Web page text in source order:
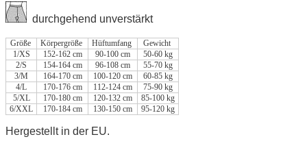
durchgehend unverstärkt
Größe Körpergröße Hüftumfang
Gewicht
1/XS
152-162 cm 90-100 cm
50-60 kg
2/S
154-164 cm 96-108 cm
55-70 kg
3/M
164-170 cm 100-120 cm
60-85 kg
4/L
170-176 cm 112-124 cm
75-90 kg
5/XL
170-180 cm 120-132 cm
85-100 kg
6/XXL
170-184 cm 130-150 cm 95-120 kg
Hergestellt in der EU.